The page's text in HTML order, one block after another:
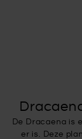
De Dracaena is
er is. Deze